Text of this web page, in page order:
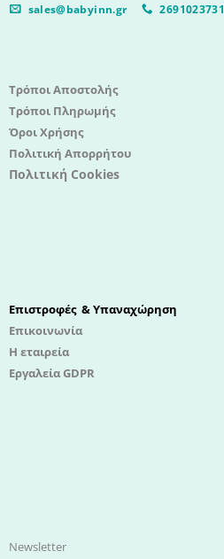
sales@babyinn.gr 2691023731
Τρόποι Αποστολής
Τρόποι Πληρωμής
Όροι Χρήσης
Πολιτική Απορρήτου
Πολιτική Cookies
Επιστροφές & Υπαναχώρηση
Επικοινωνία
Η εταιρεία
Εργαλεία GDPR
Newsletter